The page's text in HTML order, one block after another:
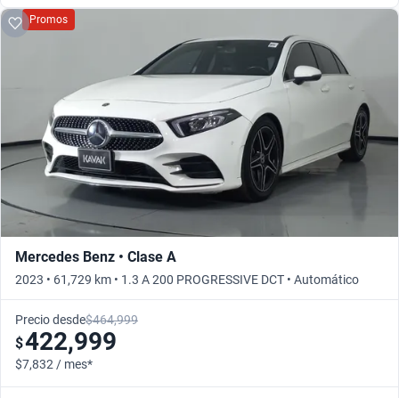
Promos
Mercedes Benz • Clase A
2023 • 61,729 km • 1.3 A 200 PROGRESSIVE DCT • Automático
Precio desde$464,999
$422,999
$7,832 / mes*